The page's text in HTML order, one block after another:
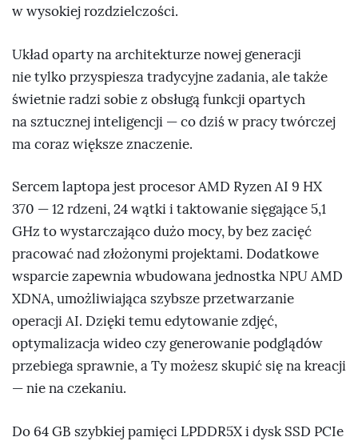
w wysokiej rozdzielczości.
Układ oparty na architekturze nowej generacji
nie tylko przyspiesza tradycyjne zadania, ale także
świetnie radzi sobie z obsługą funkcji opartych
na sztucznej inteligencji — co dziś w pracy twórczej
ma coraz większe znaczenie.
Sercem laptopa jest procesor AMD Ryzen AI 9 HX
370 — 12 rdzeni, 24 wątki i taktowanie sięgające 5,1
GHz to wystarczająco dużo mocy, by bez zacięć
pracować nad złożonymi projektami. Dodatkowe
wsparcie zapewnia wbudowana jednostka NPU AMD
XDNA, umożliwiająca szybsze przetwarzanie
operacji AI. Dzięki temu edytowanie zdjęć,
optymalizacja wideo czy generowanie podglądów
przebiega sprawnie, a Ty możesz skupić się na kreacji
— nie na czekaniu.
Do 64 GB szybkiej pamięci LPDDR5X i dysk SSD PCIe